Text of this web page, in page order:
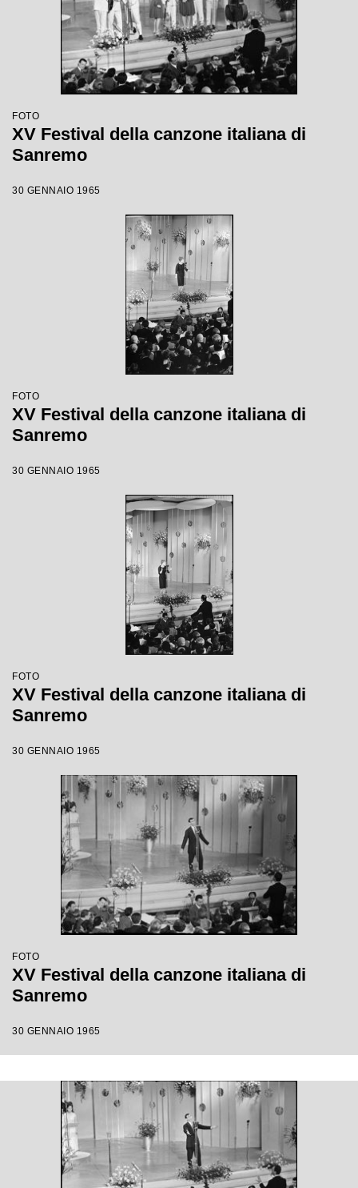
FOTO
XV Festival della canzone italiana di
Sanremo
30 GENNAIO 1965
FOTO
XV Festival della canzone italiana di
Sanremo
30 GENNAIO 1965
FOTO
XV Festival della canzone italiana di
Sanremo
30 GENNAIO 1965
FOTO
XV Festival della canzone italiana di
Sanremo
30 GENNAIO 1965